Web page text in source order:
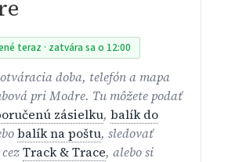
teraz · zatvára sa o 12:00
doba, telefón a mapa
pri Modre. Tu môžete podať
zásielku, balík do
balík na poštu, sledovať
Track & Trace, alebo si